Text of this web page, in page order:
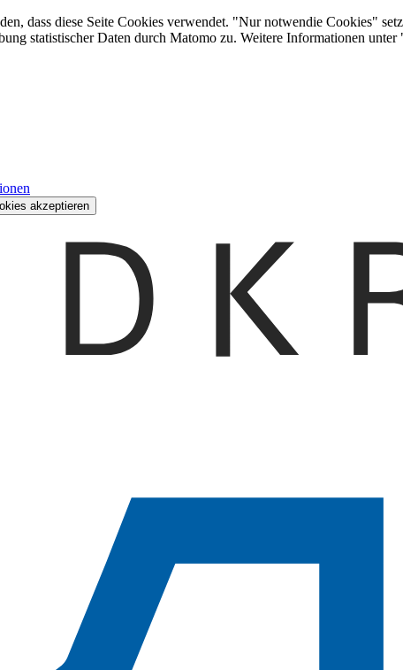
dass diese Seite Cookies verwendet. "Nur notwendie Cookies"
statistischer Daten durch Matomo zu. Weitere Informationen
akzeptieren